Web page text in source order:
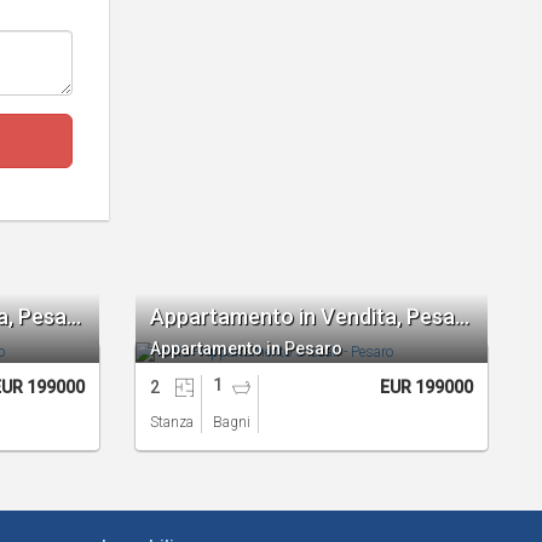
Appartamento in Vendita, Pesaro 3 locali
199000
Appartamento in Vendita, Pesaro 3 locali
Appartamento in Pesaro
2
Stanza
1
Bagni
EUR 199000